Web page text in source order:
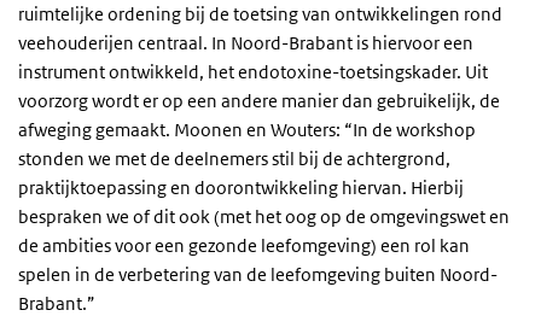
ruimtelijke ordening bij de toetsing van ontwikkelingen rond
veehouderijen centraal. In Noord-Brabant is hiervoor een
instrument ontwikkeld, het endotoxine-toetsingskader. Uit
voorzorg wordt er op een andere manier dan gebruikelijk, de
afweging gemaakt. Moonen en Wouters: “In de workshop
stonden we met de deelnemers stil bij de achtergrond,
praktijktoepassing en doorontwikkeling hiervan. Hierbij
bespraken we of dit ook (met het oog op de omgevingswet en
de ambities voor een gezonde leefomgeving) een rol kan
spelen in de verbetering van de leefomgeving buiten Noord-
Brabant.”